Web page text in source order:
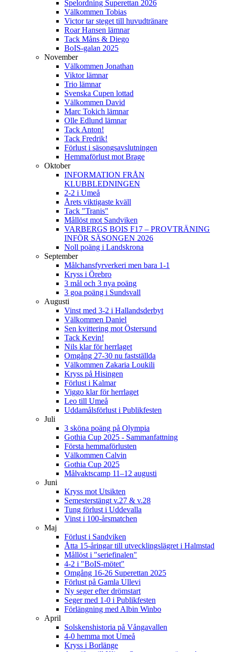
Spelordning Superettan 2026
Välkommen Tobias
Victor tar steget till huvudtränare
Roar Hansen lämnar
Tack Måns & Diego
BoIS-galan 2025
November
Välkommen Jonathan
Viktor lämnar
Trio lämnar
Svenska Cupen lottad
Välkommen David
Marc Tokich lämnar
Olle Edlund lämnar
Tack Anton!
Tack Fredrik!
Förlust i säsongsavslutningen
Hemmaförlust mot Brage
Oktober
INFORMATION FRÅN
KLUBBLEDNINGEN
2-2 i Umeå
Årets viktigaste kväll
Tack "Tranis"
Mållöst mot Sandviken
VARBERGS BOIS F17 – PROVTRÄNING
INFÖR SÄSONGEN 2026
Noll poäng i Landskrona
September
Målchansfyrverkeri men bara 1-1
Kryss i Örebro
3 mål och 3 nya poäng
3 goa poäng i Sundsvall
Augusti
Vinst med 3-2 i Hallandsderbyt
Välkommen Daniel
Sen kvittering mot Östersund
Tack Kevin!
Nils klar för herrlaget
Omgång 27-30 nu fastställda
Välkommen Zakaria Loukili
Kryss på Hisingen
Förlust i Kalmar
Viggo klar för herrlaget
Leo till Umeå
Uddamålsförlust i Publikfesten
Juli
3 sköna poäng på Olympia
Gothia Cup 2025 - Sammanfattning
Första hemmaförlusten
Välkommen Calvin
Gothia Cup 2025
Målvaktscamp 11–12 augusti
Juni
Kryss mot Utsikten
Semesterstängt v.27 & v.28
Tung förlust i Uddevalla
Vinst i 100-årsmatchen
Maj
Förlust i Sandviken
Åtta 15-åringar till utvecklingslägret i Halmstad
Mållöst i "seriefinalen"
4-2 i "BoIS-mötet"
Omgång 16-26 Superettan 2025
Förlust på Gamla Ullevi
Ny seger efter drömstart
Seger med 1-0 i Publikfesten
Förlängning med Albin Winbo
April
Solskenshistoria på Vångavallen
4-0 hemma mot Umeå
Kryss i Borlänge